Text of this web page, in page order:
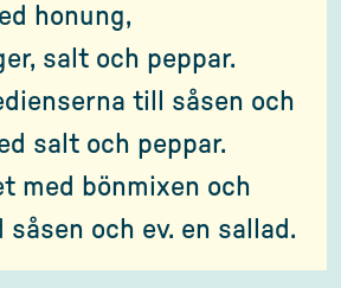
honung,
salt och peppar.
till såsen och
salt och peppar.
med bönmixen och
såsen och ev. en sallad.